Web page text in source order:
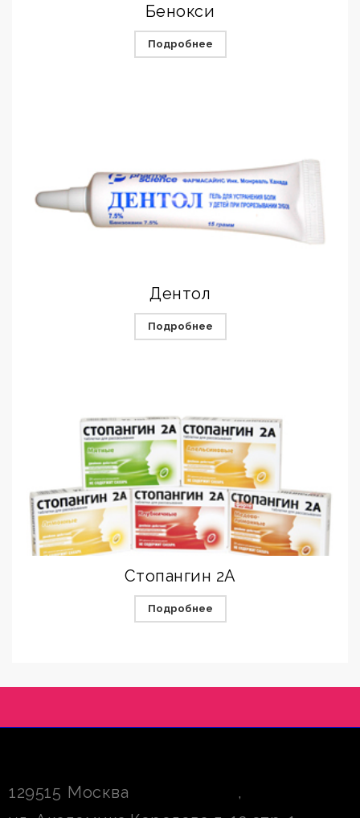
Бенокси
Подробнее
Дентол
Подробнее
Стопангин 2А
Подробнее
129515 Москва
,